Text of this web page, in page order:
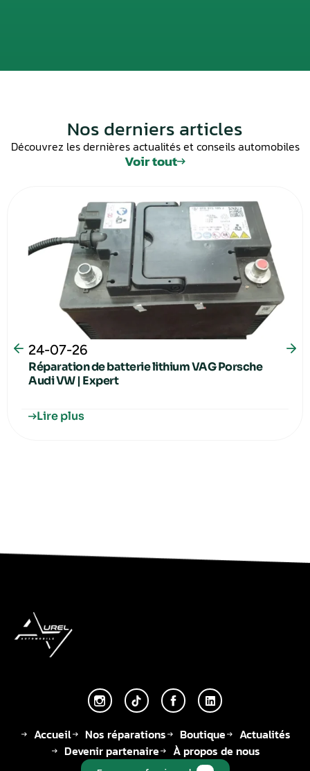
Nos derniers articles
Découvrez les dernières actualités et conseils automobiles
Voir tout
24-07-26
Réparation de batterie lithium VAG Porsche
Audi VW | Expert
Lire plus
Accueil Nos réparations Boutique
Actualités
Devenir partenaire
À propos de nous